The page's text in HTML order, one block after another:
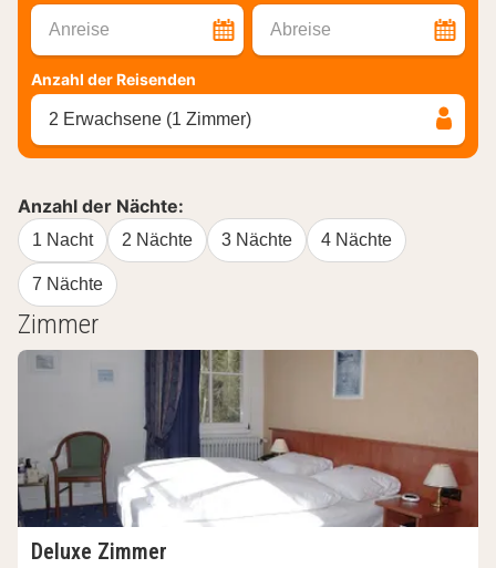
Anreise Abreise
Anzahl der Reisenden
2 Erwachsene (1 Zimmer)
Anzahl der Nächte:
1 Nacht 2 Nächte 3 Nächte 4 Nächte
7 Nächte
Zimmer
Deluxe Zimmer